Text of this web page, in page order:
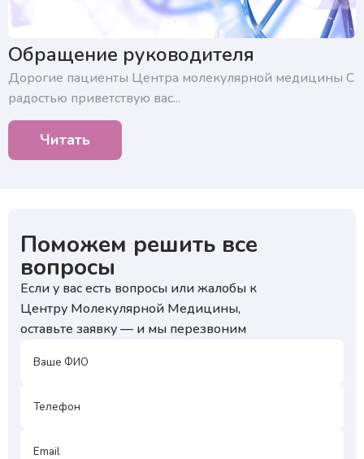
Обращение руководителя
Дорогие пациенты Центра молекулярной медицины ​С
радостью приветствую вас...
Читать
Поможем решить все
вопросы
Если у вас есть вопросы или жалобы к
Центру Молекулярной Медицины,
оставьте заявку — и мы перезвоним
Нажимая на кнопку, я подтверждаю, что согласен
с условиями обработки персональных данных и
подтверждаю согласие на получение ответа, а также
ознакомлен с правилами подготовки к исследованиям